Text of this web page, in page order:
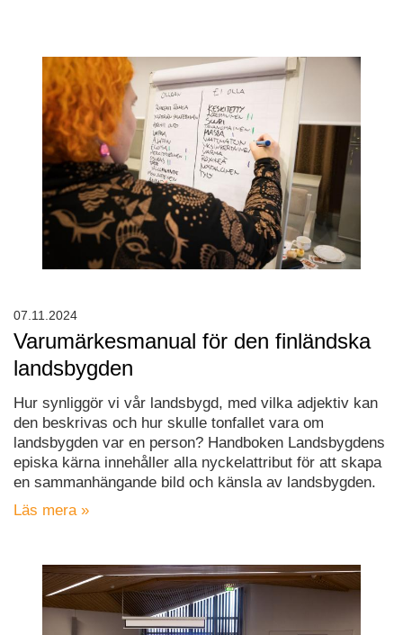
Varumärkesmanual för den finländska
landsbygden
Hur synliggör vi vår landsbygd, med vilka adjektiv kan
den beskrivas och hur skulle tonfallet vara om
landsbygden var en person? Handboken Landsbygdens
episka kärna innehåller alla nyckelattribut för att skapa
en sammanhängande bild och känsla av landsbygden.
Läs mera »
07.11.2024